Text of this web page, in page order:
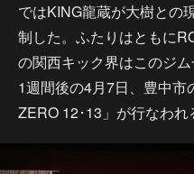
ではKING龍蔵が大樹と
制した。ふたりはともに
の関西キック界はこのジ
1週間後の4月7日、豊中
ZERO 12･13」が行なわれ